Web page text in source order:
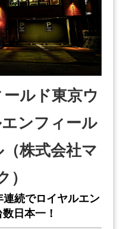
ルド東京ウ
ンフィール
（株式会社マ
）
続でロイヤルエン
日本一！